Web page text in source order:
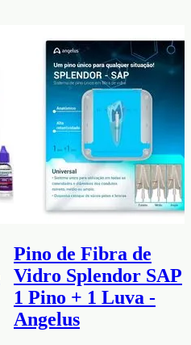
Pino de Fibra de
Vidro Splendor SAP
1 Pino + 1 Luva -
Angelus